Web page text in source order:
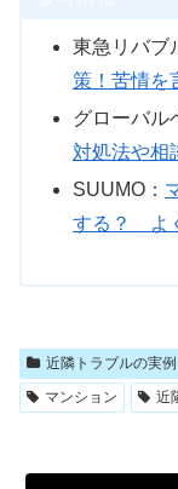
東急リバブ
策！苦情を
グローバル
対処法や相
SUUMO：
する？ よ
近隣トラブルの実
マンション
近